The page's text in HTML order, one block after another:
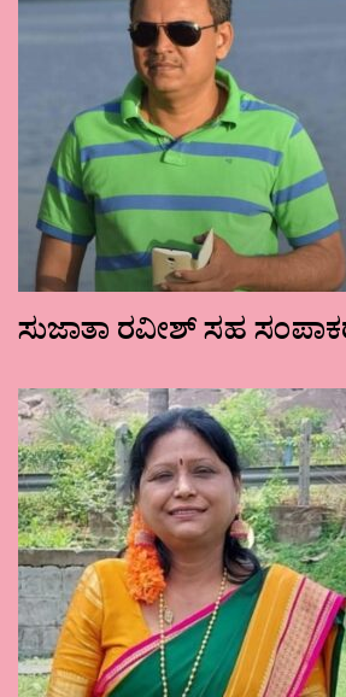
ಸುಜಾತಾ ರವೀಶ್ ಸಹ